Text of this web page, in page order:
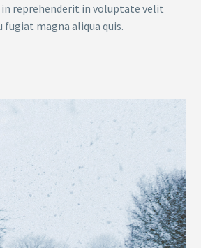
in reprehenderit in voluptate velit
fugiat magna aliqua quis.